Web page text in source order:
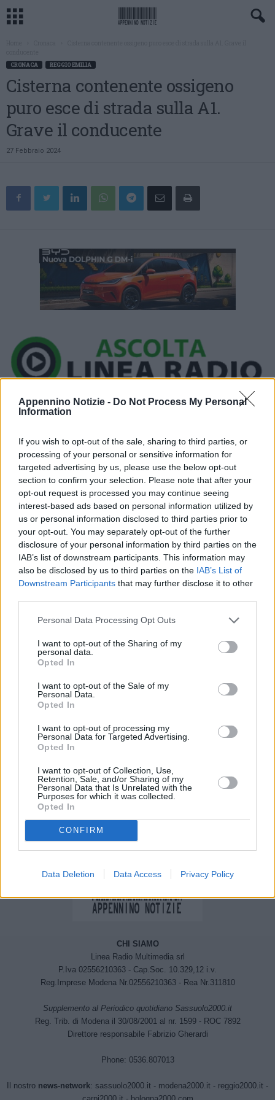
Appennino Notizie - Do Not Process My Personal
Information
If you wish to opt-out of the sale, sharing to third parties, or
processing of your personal or sensitive information for
targeted advertising by us, please use the below opt-out
section to confirm your selection. Please note that after your
opt-out request is processed you may continue seeing
interest-based ads based on personal information utilized by
us or personal information disclosed to third parties prior to
your opt-out. You may separately opt-out of the further
disclosure of your personal information by third parties on the
IAB’s list of downstream participants. This information may
also be disclosed by us to third parties on the IAB’s List of
Downstream Participants that may further disclose it to other
Personal Data Processing Opt Outs
I want to opt-out of the Sharing of my
personal data.
Opted In
I want to opt-out of the Sale of my
Personal Data.
Opted In
I want to opt-out of processing my
Personal Data for Targeted Advertising.
Opted In
I want to opt-out of Collection, Use,
Retention, Sale, and/or Sharing of my
Personal Data that Is Unrelated with the
Purposes for which it was collected.
Opted In
CONFIRM
Data Deletion Data Access Privacy Policy
CRONACA REGGIO EMILIA
Cisterna contenente ossigeno
puro esce di strada sulla A1.
Grave il conducente
27 Febbraio 2024
Ora in onda:
Un camion cisterna che trasportava ossigeno puro, si è ribaltato
fuori carreggiata lungo l’A1, all’altezza del km 149 sud. Il
conducente è stato trasportato in ospedale in gravi condizioni,
mentre i Vigili del fuoco, intervenuti poco dopo le 15:00 con
diverse squadre da Reggio e da Bologna, stanno procedendo
con la bonifica dell’area con l’ausilio squadre dedicate a questo
tipo di intervento.
Previous article
Sicurezza lavoro, Venulejo
(Filca Cisl ER): “Patente a
punti? Un primo
significativo passo, ora
coinvolgere sistema
bilaterale dell’edilizia”
Next article
Sardegna, Meloni-Tajani-
CHI SIAMO
Linea Radio Multimedia srl
P.Iva 02556210363 - Cap.Soc. 10.329,12 i.v.
Reg.Imprese Modena Nr.02556210363 - Rea Nr.311810
Supplemento al Periodico quotidiano Sassuolo2000.it
Reg. Trib. di Modena il 30/08/2001 al nr. 1599 - ROC 7892
Direttore responsabile Fabrizio Gherardi
Phone: 0536.807013
Il nostro news-network: sassuolo2000.it - modena2000.it - reggio2000.it -